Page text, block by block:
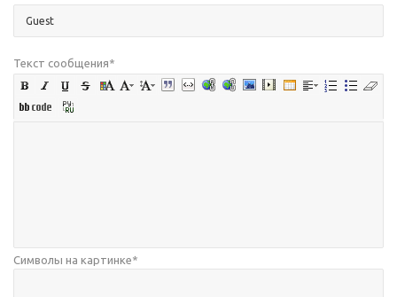
Текст сообщения*
Символы на картинке*